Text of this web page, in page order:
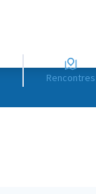
Rencontres